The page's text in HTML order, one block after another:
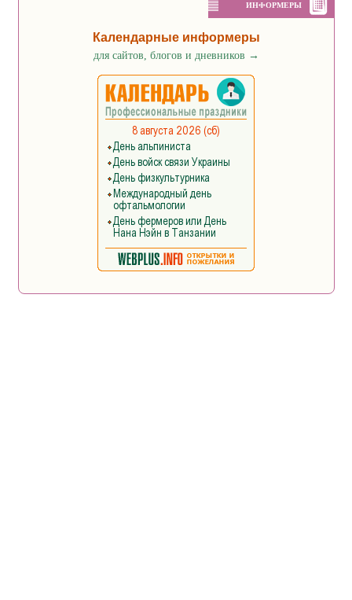
ИНФОРМЕРЫ
Календарные информеры
для сайтов, блогов и дневников →